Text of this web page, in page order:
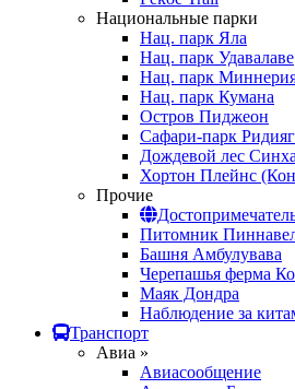
Национальные парки
Нац. парк Яла
Нац. парк Удавалаве
Нац. парк
Нац. парк Кумана
Остров Пиджеон
Сафари-парк
Дождевой лес
Хортон Плейнс
Прочие
Питомник
Башня Амбулувава
Черепашья ферма
Маяк Дондра
Наблюдение за
Транспорт
Авиа »
Авиасообщение